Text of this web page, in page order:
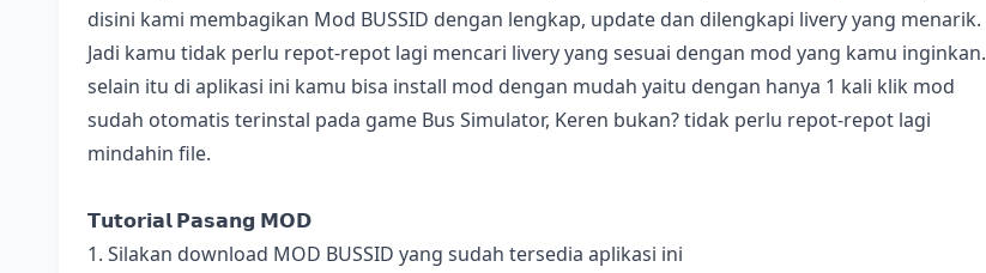
disini kami membagikan Mod BUSSID dengan lengkap, update dan dilengkapi livery yang menarik.
Jadi kamu tidak perlu repot-repot lagi mencari livery yang sesuai dengan mod yang kamu inginkan.
selain itu di aplikasi ini kamu bisa install mod dengan mudah yaitu dengan hanya 1 kali klik mod
sudah otomatis terinstal pada game Bus Simulator, Keren bukan? tidak perlu repot-repot lagi
mindahin file.
𝗧𝘂𝘁𝗼𝗿𝗶𝗮𝗹 𝗣𝗮𝘀𝗮𝗻𝗴 𝗠𝗢𝗗
1. Silakan download MOD BUSSID yang sudah tersedia aplikasi ini